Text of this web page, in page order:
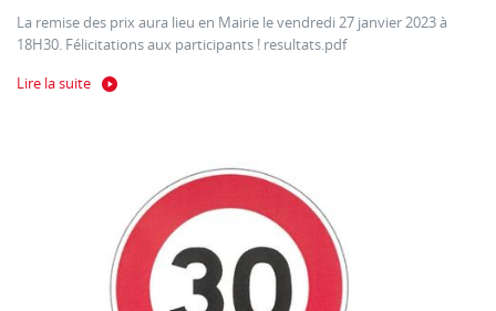
La remise des prix aura lieu en Mairie le vendredi 27 janvier 2023 à
18H30. Félicitations aux participants ! resultats.pdf
Lire la suite